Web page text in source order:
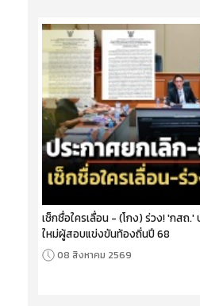
เช็กชื่อใครเลื่อน - (โกง) ร่วง! 'กสถ
ใหม่ผู้สอบแข่งขันท้องถิ่นปี 68
08 สิงหาคม 2569